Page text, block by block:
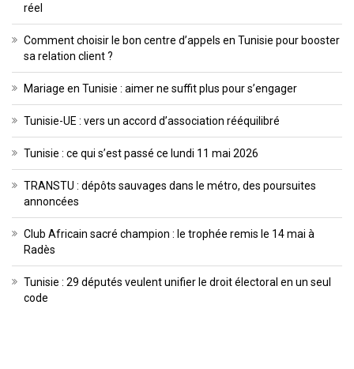
réel
Comment choisir le bon centre d’appels en Tunisie pour booster
sa relation client ?
Mariage en Tunisie : aimer ne suffit plus pour s’engager
Tunisie-UE : vers un accord d’association rééquilibré
Tunisie : ce qui s’est passé ce lundi 11 mai 2026
TRANSTU : dépôts sauvages dans le métro, des poursuites
annoncées
Club Africain sacré champion : le trophée remis le 14 mai à
Radès
Tunisie : 29 députés veulent unifier le droit électoral en un seul
code